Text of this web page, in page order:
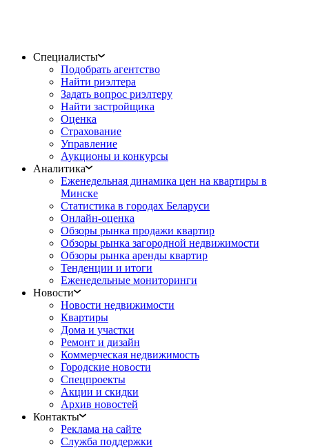
Специалисты
Подобрать агентство
Найти риэлтера
Задать вопрос риэлтеру
Найти застройщика
Оценка
Страхование
Управление
Аукционы и конкурсы
Аналитика
Еженедельная динамика цен на квартиры в
Минске
Статистика в городах Беларуси
Онлайн-оценка
Обзоры рынка продажи квартир
Обзоры рынка загородной недвижимости
Обзоры рынка аренды квартир
Тенденции и итоги
Еженедельные мониторинги
Новости
Новости недвижимости
Квартиры
Дома и участки
Ремонт и дизайн
Коммерческая недвижимость
Городские новости
Спецпроекты
Акции и скидки
Архив новостей
Контакты
Реклама на сайте
Служба поддержки